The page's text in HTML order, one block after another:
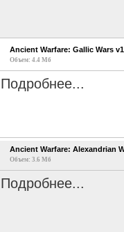
Ancient Warfare: Gallic Wars
Объем: 4.4 Мб
Подробнее...
Ancient Warfare: Alexandrian
Объем: 3.6 Мб
Подробнее...